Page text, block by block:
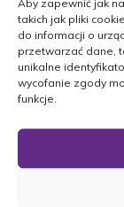
takich jak pliki
do informacji o
przetwarzać dane,
unikalne
wycofanie zgody
funkcje.